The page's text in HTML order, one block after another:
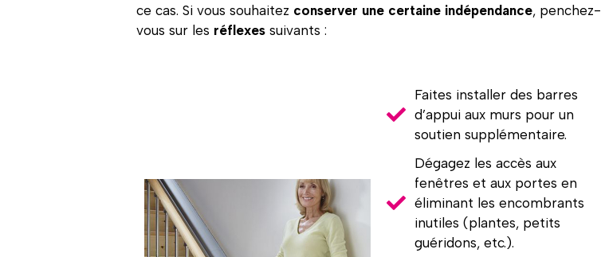
ce cas. Si vous souhaitez conserver une certaine indépendance, penchez-
vous sur les réflexes suivants :
Faites installer des barres
d’appui aux murs pour un
soutien supplémentaire.
Dégagez les accès aux
fenêtres et aux portes en
éliminant les encombrants
inutiles (plantes, petits
guéridons, etc.).